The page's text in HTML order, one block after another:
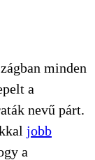
minden
a
nevű párt.
jobb
a